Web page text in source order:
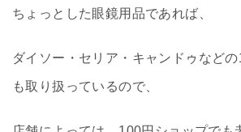
ちょっとした眼鏡用品であれば、
ダイソー・セリア・キャンドゥなど
も取り扱っているので、